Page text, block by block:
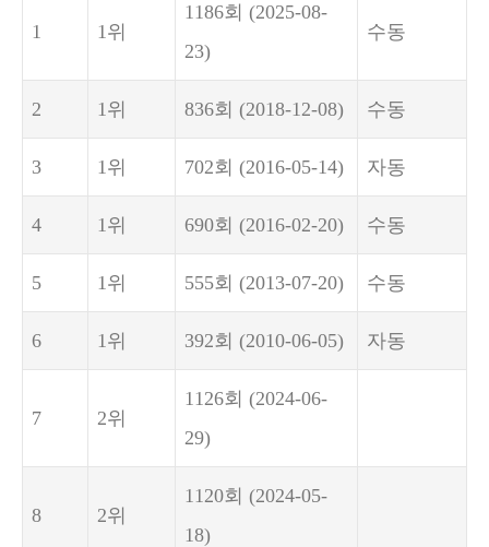
1 1위
1186회 (2025-08-
23)
수동
2 1위 836회 (2018-12-08) 수동
3 1위 702회 (2016-05-14) 자동
4 1위 690회 (2016-02-20) 수동
5 1위 555회 (2013-07-20) 수동
6 1위 392회 (2010-06-05) 자동
7 2위
1126회 (2024-06-
29)
8 2위
1120회 (2024-05-
18)